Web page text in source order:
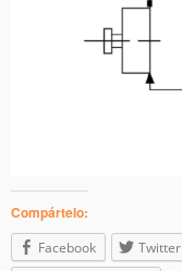
Compártelo:
Facebook Twitter